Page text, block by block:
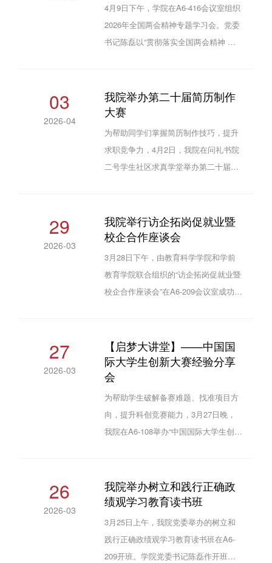
治疗的职业经历，分析了当前社会对心
理健康服务的强烈需求，介绍了精神专
4月9日下午，学院在A6-416会议室组织
2026年全国两会精神专题学习会。党委
书记陈磊以“贯彻落实全国两会精神 推
在全国两会期间的重要讲话精神和全国
两会精神，简要介绍了“十五五”规划核
心要点和重大战略部署，系统阐释了“十
五五”时期教育强国建设的新形势、新任
务。他强调，要深刻把握全国两会精
03
2026-04
我院举办第二十届简历制作
大赛
为帮助同学们掌握简历制作技巧，提升
求职竞争力，4月2日，我院在问礼书院
二号学生社区求真学堂举办第二十届简
名优秀选手脱颖而出、入围决赛。比赛
现场，选手们依次登场，围绕在校学习
成果、实习实践经历、获奖荣誉及技能
特长等核心内容，全面展示个人亮点与
自身综合素质。评委老师从内容完整
29
2026-03
我院举行访企拓岗促就业暨
校企合作座谈会
3月28日下午，由教育科学学院和学前
教育学院联合组织的“访企拓岗促就业暨
校企合作座谈会”在A6-209会议室成功举
褚卫东、用人单位代表和部分毕业生共
同参加座谈，教育科学学院党委书记陈
磊主持。张运礼对用人单位的到访表示
欢迎，并简要介绍了学校的发展历程以
及在人才培养、学科建设、科学研究及
一站式学生社区建设等方面取得的标志
27
2026-03
【启梦大讲堂】——中国国
际大学生创新大赛经验分享
会
为帮助学生破解备赛难题、找准项目方
向，提升科创竞赛能力，3月27日晚，
我院在A6-108举办“中国国际大学生创新
讲，2025 级百余名学生到场学习。分享
会上，安心如同学系统讲解大赛背景、
组别与参赛流程，并围绕赛道选择、备
赛要点及路演技巧分享经验，她结合自
身经历强调要贴合兴趣与社会痛点来选
26
2026-03
我院举办树立和践行正确政
绩观学习教育读书班
3月25日上午，我院党委举办的树立和
践行正确政绩观学习教育读书班在A6-
209开班。学院党委书记陈磊作开班动